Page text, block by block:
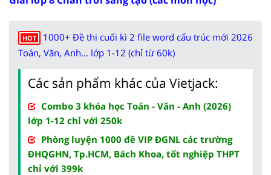
HOT
1000+ Đề thi cuối kì 2 file word cấu trúc mới 2026
Toán, Văn, Anh... lớp 1-12 (chỉ từ 60k)
Các sản phẩm khác của Vietjack:
Combo 3 khóa học Toán - Văn - Anh (2026)
lớp 1-12 chỉ với 250k
Phòng luyện 1000 đề VIP ĐGNL các trường
ĐHQGHN, Tp.HCM, Bách Khoa, tốt nghiệp THPT
chỉ với 399k